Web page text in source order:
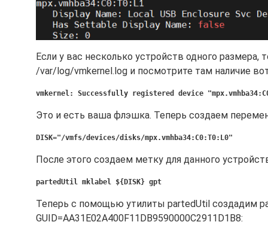
Если у вас несколько устройств одного размера,
/var/log/vmkernel.log и посмотрите там наличие
vmkernel: Successfully registered device
Это и есть ваша флэшка. Теперь создаем
DISK="/vmfs/devices/disks/mpx.vmhba34:C0:T0:L0"
После этого создаем метку для данного
partedUtil mklabel ${DISK} gpt
Теперь с помощью утилиты partedUtil создадим
GUID=AA31E02A400F11DB9590000C2911D1B8: